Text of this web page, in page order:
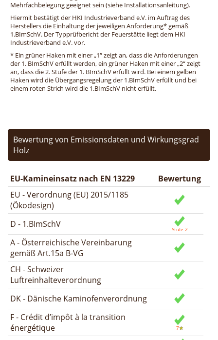
Mehrfachbelegung geeignet sein (siehe Installationsanleitung).
Hiermit bestätigt der HKI Industrieverband e.V. im Auftrag des
Herstellers die Einhaltung der jeweiligen Anforderung* gemäß
1.BImSchV. Der Typprüfbericht der Feuerstätte liegt dem HKI
Industrieverband e.V. vor.
* Ein grüner Haken mit einer „1“ zeigt an, dass die Anforderungen
der 1. BImSchV erfüllt werden, ein grüner Haken mit einer „2“ zeigt
an, dass die 2. Stufe der 1. BImSchV erfüllt wird. Bei einem gelben
Haken wird die Übergangsregelung der 1.BImSchV erfüllt und bei
einem roten Strich wird die 1.BImSchV nicht erfüllt.
Bewertung von Emissionsdaten und Wirkungsgrad
Holz
EU-Kamineinsatz nach EN 13229
Bewertung
EU - Verordnung (EU) 2015/1185
(Ökodesign)
D - 1.BImSchV
A - Österreichische Vereinbarung
gemäß Art.15a B-VG
CH - Schweizer
Luftreinhalteverordnung
DK - Dänische Kaminofenverordnung
F - Crédit d’impôt à la transition
énergétique